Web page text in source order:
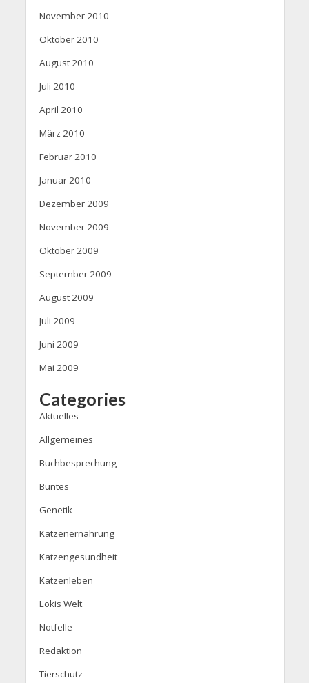
November 2010
Oktober 2010
August 2010
Juli 2010
April 2010
März 2010
Februar 2010
Januar 2010
Dezember 2009
November 2009
Oktober 2009
September 2009
August 2009
Juli 2009
Juni 2009
Mai 2009
Categories
Aktuelles
Allgemeines
Buchbesprechung
Buntes
Genetik
Katzenernährung
Katzengesundheit
Katzenleben
Lokis Welt
Notfelle
Redaktion
Tierschutz